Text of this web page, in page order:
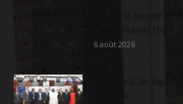
6 août 2026